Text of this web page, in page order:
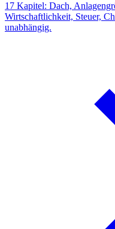
17 Kapitel: Dach,
Wirtschaftlichkeit, Steuer,
unabhängig.